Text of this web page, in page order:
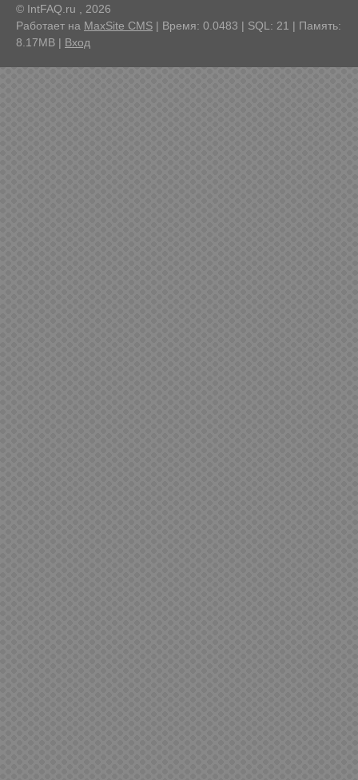
© IntFAQ.ru , 2026
Работает на MaxSite CMS | Время: 0.0483 | SQL: 21 | Память:
8.17MB | Вход